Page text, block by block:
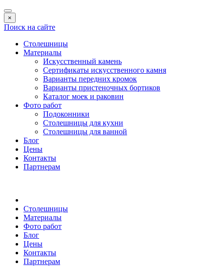
×
Поиск на сайте
Столешницы
Материалы
Искусственный камень
Сертификаты искусственного камня
Варианты передних кромок
Варианты пристеночных бортиков
Каталог моек и раковин
Фото работ
Подоконники
Столешницы для кухни
Столешницы для ванной
Блог
Цены
Контакты
Партнерам
Столешницы
Материалы
Фото работ
Блог
Цены
Контакты
Партнерам